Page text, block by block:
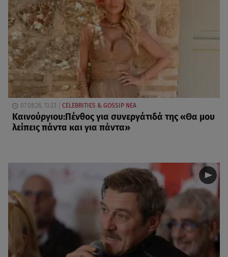
07.08.26, 13:33 CELEBRITIES & GOSSIP ΝΕΑ
Καινούργιου:Πένθος για συνεργάτιδά της «Θα μου
λείπεις πάντα και για πάντα»